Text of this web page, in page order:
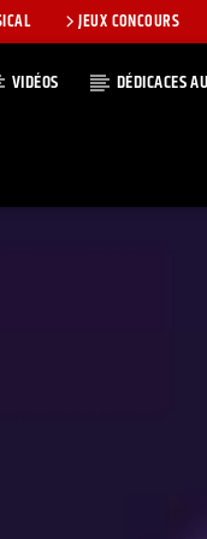
JEUX CONCOURS
VIDÉOS DÉDICACES